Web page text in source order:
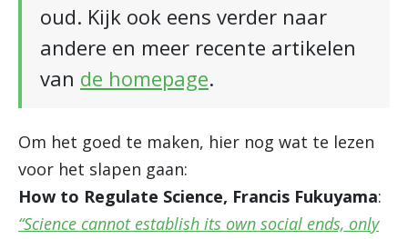
oud. Kijk ook eens verder naar
andere en meer recente artikelen
van de homepage.
Om het goed te maken, hier nog wat te lezen
voor het slapen gaan:
How to Regulate Science, Francis Fukuyama:
“Science cannot establish its own social ends, only